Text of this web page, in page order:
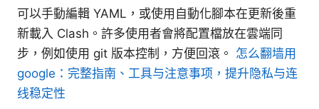
可以手動編輯 YAML，或使用自動化腳本在更新後重
新載入 Clash。許多使用者會將配置檔放在雲端同
步，例如使用 git 版本控制，方便回滾。 怎么翻墙用
google：完整指南、工具与注意事项，提升隐私与连
线稳定性